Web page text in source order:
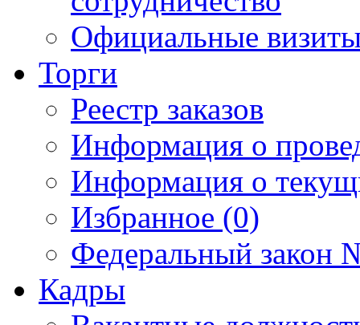
Официальные
Торги
Реестр заказов
Информация о
Информация о
Избранное (0)
Федеральный закон
Кадры